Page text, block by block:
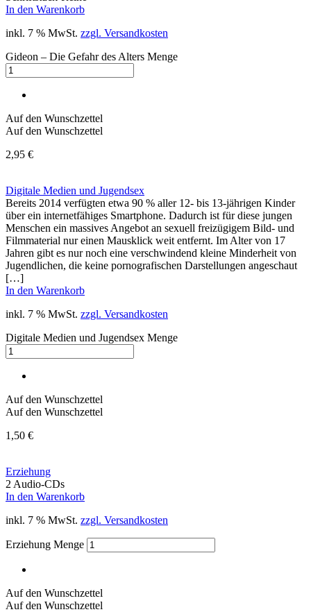
In den Warenkorb
inkl. 7 % MwSt. zzgl. Versandkosten
Gideon – Die Gefahr des Alters Menge
Auf den Wunschzettel
Auf den Wunschzettel
2,95 €
Digitale Medien und Jugendsex
Bereits 2014 verfügten etwa 90 % aller 12- bis 13-jährigen Kinder
über ein internetfähiges Smartphone. Dadurch ist für diese jungen
Menschen ein massives Angebot an sexuell freizügigem Bild- und
Filmmaterial nur einen Mausklick weit entfernt. Im Alter von 17
Jahren gibt es nur noch eine verschwindend kleine Minderheit von
Jugendlichen, die keine pornografischen Darstellungen angeschaut
[…]
In den Warenkorb
inkl. 7 % MwSt. zzgl. Versandkosten
Digitale Medien und Jugendsex Menge
Auf den Wunschzettel
Auf den Wunschzettel
1,50 €
Erziehung
2 Audio-CDs
In den Warenkorb
inkl. 7 % MwSt. zzgl. Versandkosten
Erziehung Menge
Auf den Wunschzettel
Auf den Wunschzettel